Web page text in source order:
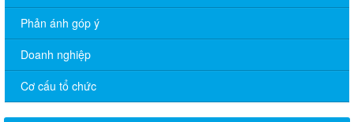
Phản ánh góp ý
Doanh nghiệp
Cơ cấu tổ chức